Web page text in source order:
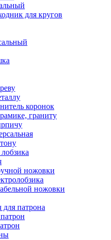
для кругов
коронок
граниту
ножовки
ножовки
патрона